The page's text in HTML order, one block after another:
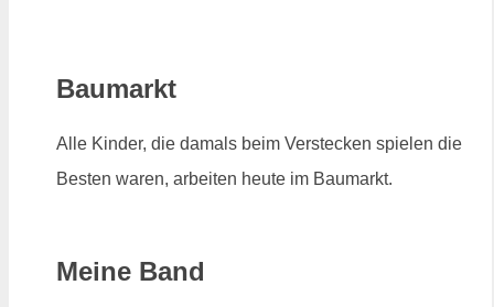
Baumarkt
Alle Kinder, die damals beim Verstecken spielen die
Besten waren, arbeiten heute im Baumarkt.
Meine Band